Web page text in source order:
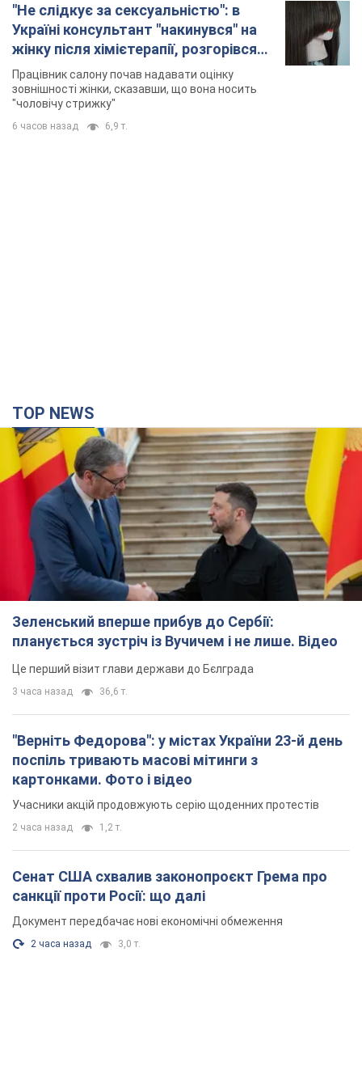
"Не слідкує за сексуальністю": в
Україні консультант "накинувся" на
жінку після хімієтерапії, розгорівся
скандал. Фото
Працівник салону почав надавати оцінку
зовнішності жінки, сказавши, що вона носить
"чоловічу стрижку"
6 часов назад 6,9 т.
TOP NEWS
Зеленський вперше прибув до Сербії:
планується зустріч із Вучичем і не лише. Відео
Це перший візит глави держави до Бєлграда
3 часа назад 36,6 т.
"Верніть Федорова": у містах України 23-й день
поспіль тривають масові мітинги з
картонками. Фото і відео
Учасники акцій продовжують серію щоденних протестів
2 часа назад 1,2 т.
Сенат США схвалив законопроєкт Грема про
санкції проти Росії: що далі
Документ передбачає нові економічні обмеження
2 часа назад 3,0 т.